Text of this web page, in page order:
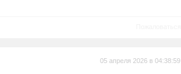
05 апреля 2026 в 04:38:59